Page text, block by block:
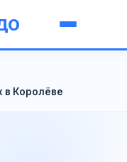
в Королёве